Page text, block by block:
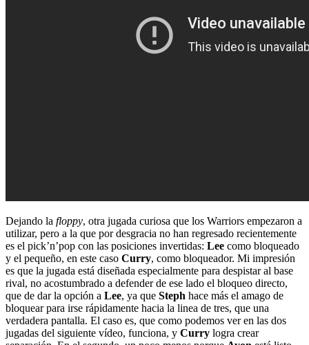
Dejando la floppy, otra jugada curiosa que los Warriors empezaron a
utilizar, pero a la que por desgracia no han regresado recientemente
es el pick’n’pop con las posiciones invertidas: Lee como bloqueado
y el pequeño, en este caso Curry, como bloqueador. Mi impresión
es que la jugada está diseñada especialmente para despistar al base
rival, no acostumbrado a defender de ese lado el bloqueo directo,
que de dar la opción a Lee, ya que Steph hace más el amago de
bloquear para irse rápidamente hacia la linea de tres, que una
verdadera pantalla. El caso es, que como podemos ver en las dos
jugadas del siguiente vídeo, funciona, y Curry logra crear